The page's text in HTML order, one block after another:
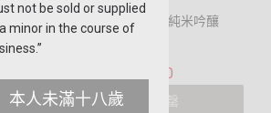
九代目於多福 純米吟釀
HKD $199.00
售罄
not be sold or supplied
minor in the course of
本人未滿十八歲